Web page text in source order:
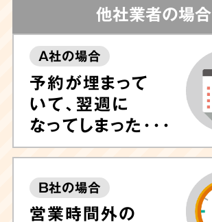
他社業者の場合
A社の場合
予約が埋まって
いて、翌週に
なってしまった･･･
B社の場合
営業時間外の